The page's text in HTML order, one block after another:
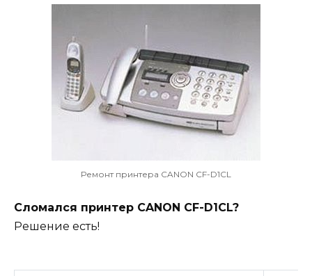
Ремонт принтера CANON CF-D1CL
Сломался принтер CANON CF-D1CL?
Решение есть!